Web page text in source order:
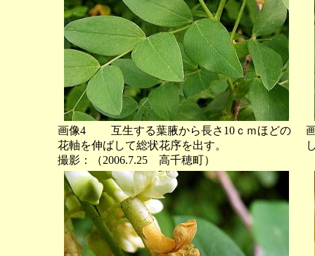
画像4 互生する葉腋から長さ10ｃｍほどの
花軸を伸ばして総状花序を出す。
撮影：（2006.7.25 高千穂町）